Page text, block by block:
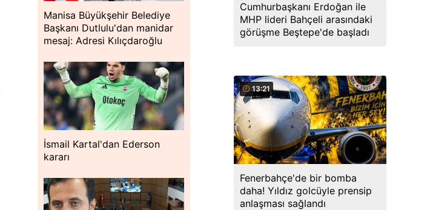
Manisa Büyükşehir Belediye
Başkanı Dutlulu'dan manidar
mesaj: Adresi Kılıçdaroğlu
İsmail Kartal'dan Ederson
kararı
Cumhurbaşkanı Erdoğan ile
MHP lideri Bahçeli arasındaki
görüşme Beştepe'de başladı
13:21
Fenerbahçe'de bir bomba
daha! Yıldız golcüyle prensip
anlaşması sağlandı